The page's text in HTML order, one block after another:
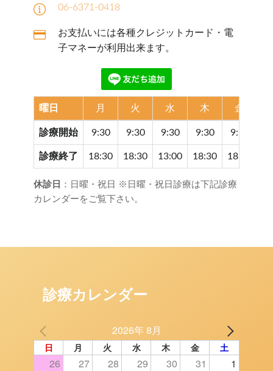
06-6371-0418
お支払いには各種クレジットカード・電
子マネーが利用出来ます。
曜日 月 火 水 木 金
診療開始 9:30 9:30 9:30 9:30 9:30
診療終了 18:30 18:30 13:00 18:30 18:30
休診日 ：日曜・祝日 ※日曜・祝日診療は下記診療
カレンダーをご覧下さい。
診療カレンダー
2026年 8月
日 月 火 水 木 金 土
26 27 28 29 30 31 1